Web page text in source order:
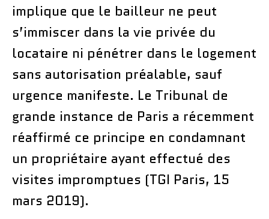
implique que le bailleur ne peut
s’immiscer dans la vie privée du
locataire ni pénétrer dans le logement
sans autorisation préalable, sauf
urgence manifeste. Le Tribunal de
grande instance de Paris a récemment
réaffirmé ce principe en condamnant
un propriétaire ayant effectué des
visites impromptues (TGI Paris, 15
mars 2019).